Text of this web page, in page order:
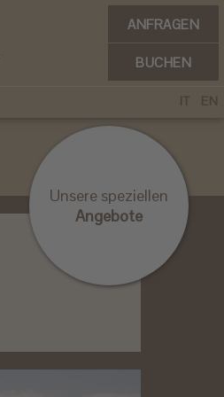
IT EN
Unsere speziellen
Angebote
ANFRAGEN
BUCHEN